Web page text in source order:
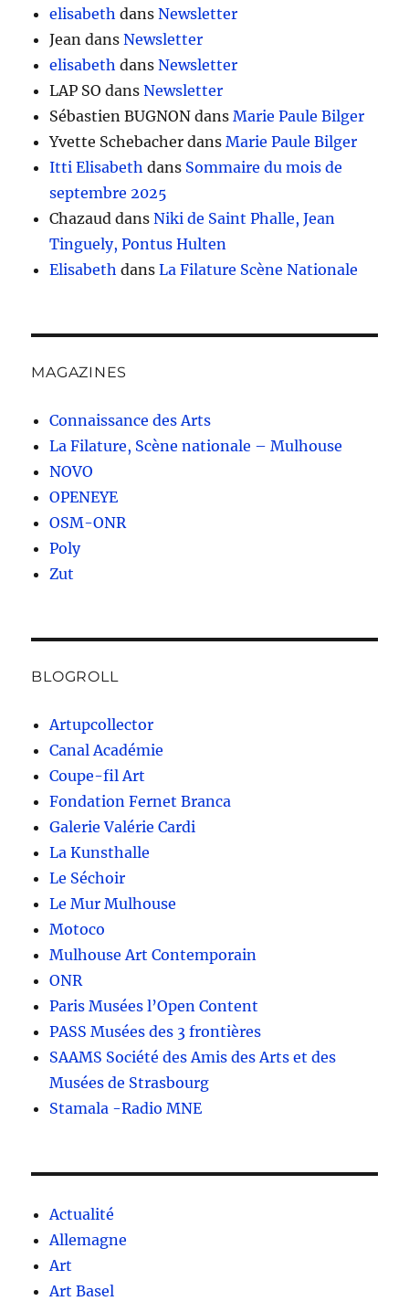
elisabeth dansNewsletter
Jean dansNewsletter
elisabeth dansNewsletter
LAP SO dansNewsletter
Sébastien BUGNON dansMarie Paule Bilger
Yvette Schebacher dansMarie Paule Bilger
Itti Elisabeth dans Sommaire du mois de
septembre 2025
Chazaud dansNiki de Saint Phalle, Jean
Tinguely, Pontus Hulten
Elisabeth dansLa Filature Scène Nationale
MAGAZINES
Connaissance des Arts
La Filature, Scène nationale – Mulhouse
NOVO
OPENEYE
OSM-ONR
Poly
Zut
BLOGROLL
Artupcollector
Canal Académie
Coupe-fil Art
Fondation Fernet Branca
Galerie Valérie Cardi
La Kunsthalle
Le Séchoir
Le Mur Mulhouse
Motoco
Mulhouse Art Contemporain
ONR
Paris Musées l’Open Content
PASS Musées des 3 frontières
SAAMS Société des Amis des Arts et des
Musées de Strasbourg
Stamala -Radio MNE
Actualité
Allemagne
Art
Art Basel